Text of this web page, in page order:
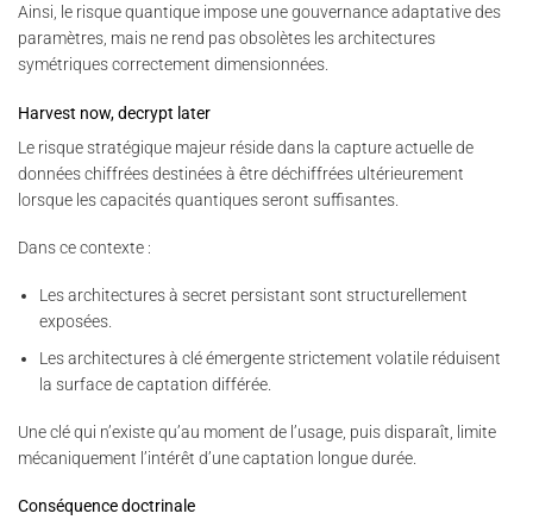
Ainsi, le risque quantique impose une gouvernance adaptative des
paramètres, mais ne rend pas obsolètes les architectures
symétriques correctement dimensionnées.
Harvest now, decrypt later
Le risque stratégique majeur réside dans la capture actuelle de
données chiffrées destinées à être déchiffrées ultérieurement
lorsque les capacités quantiques seront suffisantes.
Dans ce contexte :
Les architectures à secret persistant sont structurellement
exposées.
Les architectures à clé émergente strictement volatile réduisent
la surface de captation différée.
Une clé qui n’existe qu’au moment de l’usage, puis disparaît, limite
mécaniquement l’intérêt d’une captation longue durée.
Conséquence doctrinale